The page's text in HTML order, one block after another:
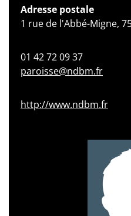
Adresse postale
1 rue de l'Abbé-Migne,
01 42 72 09 37
paroisse@ndbm.fr
http://www.ndbm.fr